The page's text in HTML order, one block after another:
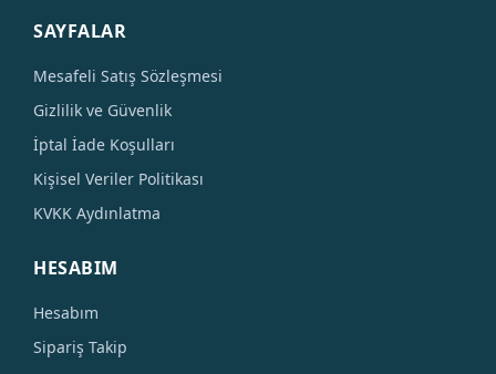
SAYFALAR
Mesafeli Satış Sözleşmesi
Gizlilik ve Güvenlik
İptal İade Koşulları
Kişisel Veriler Politikası
KVKK Aydınlatma
HESABIM
Hesabım
Sipariş Takip